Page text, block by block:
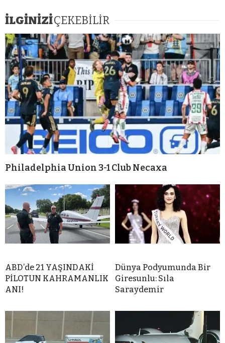
İLGİNİZİÇEKEBİLİR
Philadelphia Union 3-1 Club Necaxa
ABD’de 21 YAŞINDAKİ
PİLOTUN KAHRAMANLIK
ANI!
Dünya Podyumunda Bir
Giresunlu: Sıla
Saraydemir